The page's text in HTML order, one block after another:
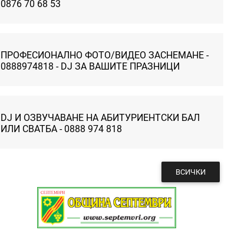
0876 70 68 53
ПРОФЕСИОНАЛНО ФОТО/ВИДЕО ЗАСНЕМАНЕ -
0888974818 - DJ ЗА ВАШИТЕ ПРАЗНИЦИ
DJ И ОЗВУЧАВАНЕ НА АБИТУРИЕНТСКИ БАЛ
ИЛИ СВАТБА - 0888 974 818
ВСИЧКИ